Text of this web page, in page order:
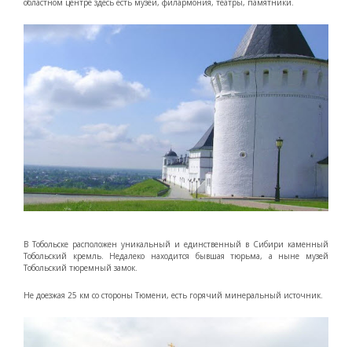
областном центре здесь есть музеи, филармония, театры, памятники.
В Тобольске расположен уникальный и единственный в Сибири каменный
Тобольский кремль. Недалеко находится бывшая тюрьма, а ныне музей
Тобольский тюремный замок.
Не доезжая 25 км со стороны Тюмени, есть горячий минеральный источник.